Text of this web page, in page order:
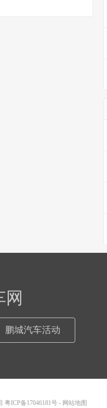
网
鹏城汽车活动
粤ICP备17046181号 - 网站地图